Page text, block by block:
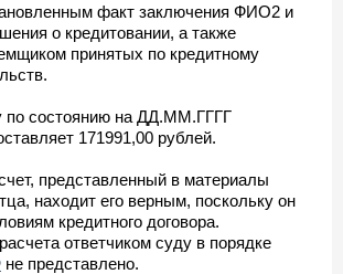
факт заключения ФИО2 и
о кредитовании, а также
принятых по кредитному
по состоянию на ДД.ММ.ГГГГ
171991,00 рублей.
представленный в материалы
находит его верным, поскольку он
кредитного договора.
ответчиком суду в порядке
не представлено.